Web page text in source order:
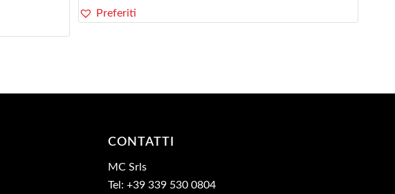
Preferiti
CONTATTI
MC Srls
Tel: +39 339 530 0804